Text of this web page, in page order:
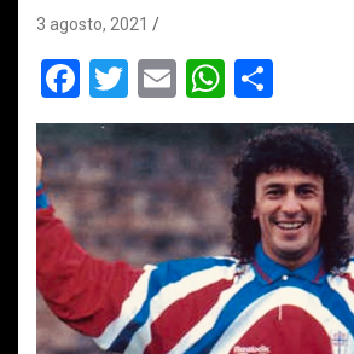
3 agosto, 2021
F
a
ce
b
o
o
k
T
wi
tt
er
E
m
ail
W
h
at
s
A
p
p
o
m
p
ar
tir